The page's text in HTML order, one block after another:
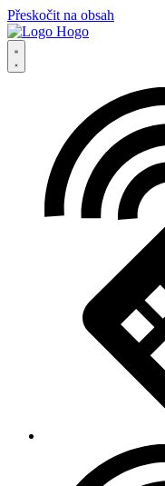
Přeskočit na obsah